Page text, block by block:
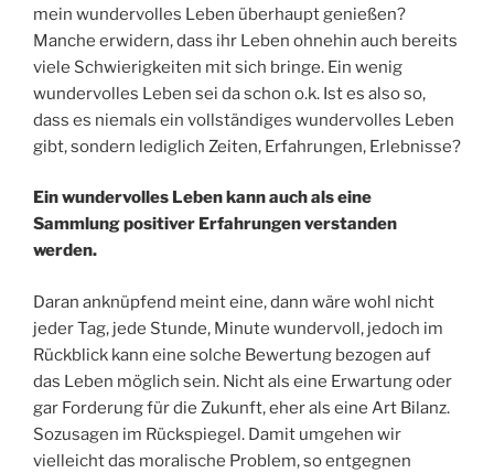
mein wundervolles Leben überhaupt genießen?
Manche erwidern, dass ihr Leben ohnehin auch bereits
viele Schwierigkeiten mit sich bringe. Ein wenig
wundervolles Leben sei da schon o.k. Ist es also so,
dass es niemals ein vollständiges wundervolles Leben
gibt, sondern lediglich Zeiten, Erfahrungen, Erlebnisse?
Ein wundervolles Leben kann auch als eine
Sammlung positiver Erfahrungen verstanden
werden.
Daran anknüpfend meint eine, dann wäre wohl nicht
jeder Tag, jede Stunde, Minute wundervoll, jedoch im
Rückblick kann eine solche Bewertung bezogen auf
das Leben möglich sein. Nicht als eine Erwartung oder
gar Forderung für die Zukunft, eher als eine Art Bilanz.
Sozusagen im Rückspiegel. Damit umgehen wir
vielleicht das moralische Problem, so entgegnen